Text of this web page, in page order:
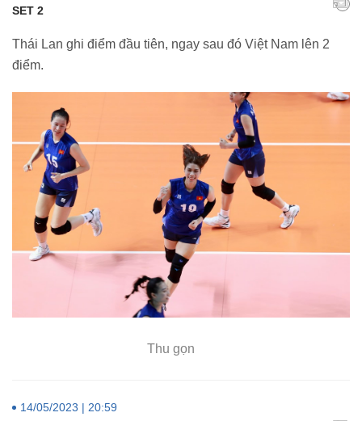
SET 2
Thái Lan ghi điểm đầu tiên, ngay sau đó Việt Nam lên 2
điểm.
Thu gọn
14/05/2023 | 20:59